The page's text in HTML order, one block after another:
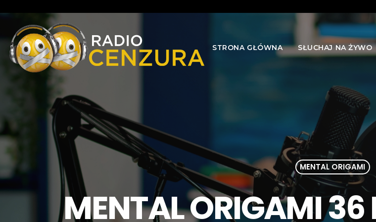
STRONA GŁÓWNA SŁUCHAJ NA ŻYWO
MENTAL ORIGAMI
MENTAL ORIGAMI